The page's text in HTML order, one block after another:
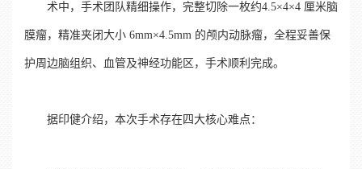
术中，手术团队精细操作，完整切除一枚约4.5×4×4 厘米脑
膜瘤，精准夹闭大小 6mm×4.5mm 的颅内动脉瘤，全程妥善保
护周边脑组织、血管及神经功能区，手术顺利完成。
据印健介绍，本次手术存在四大核心难点：